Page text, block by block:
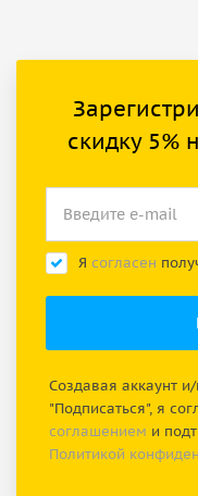
скидку 5%
Я согласен
Создавая аккаунт
"Подписаться", я
соглашением и
Политикой